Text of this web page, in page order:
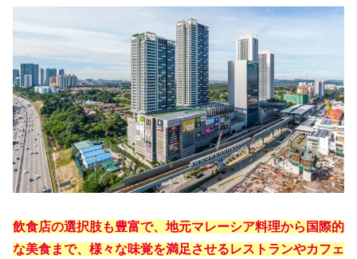
飲食店の選択肢も豊富で、地元マレーシア料理から国際的
な美食まで、様々な味覚を満足させるレストランやカフェ